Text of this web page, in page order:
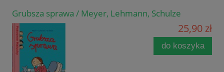
Grubsza sprawa / Meyer, Lehmann, Schulze
25,90 zł
do koszyka